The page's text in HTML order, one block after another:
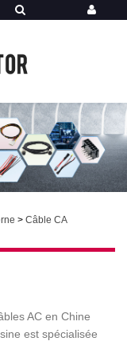
> Câble CA
AC en Chine
est spécialisée